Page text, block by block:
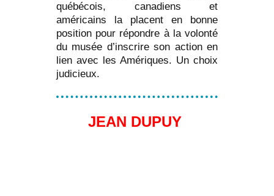
québécois, canadiens et
américains la placent en bonne
position pour répondre à la volonté
du musée d’inscrire son action en
lien avec les Amériques. Un choix
judicieux.
JEAN DUPUY